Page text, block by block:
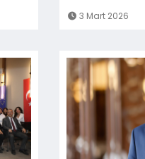
3 Mart 2026